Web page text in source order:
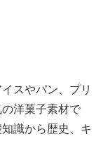
スやパン、プリ
洋菓子素材で
識から歴史、キ